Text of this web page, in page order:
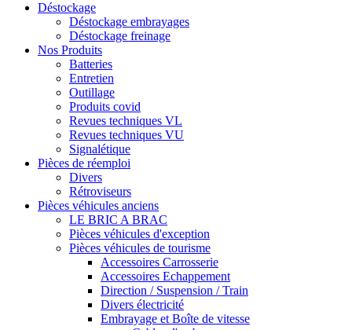
Déstockage
Déstockage embrayages
Déstockage freinage
Nos Produits
Batteries
Entretien
Outillage
Produits covid
Revues techniques VL
Revues techniques VU
Signalétique
Pièces de réemploi
Divers
Rétroviseurs
Pièces véhicules anciens
LE BRIC A BRAC
Pièces véhicules d'exception
Pièces véhicules de tourisme
Accessoires Carrosserie
Accessoires Echappement
Direction / Suspension / Train
Divers électricité
Embrayage et Boîte de vitesse